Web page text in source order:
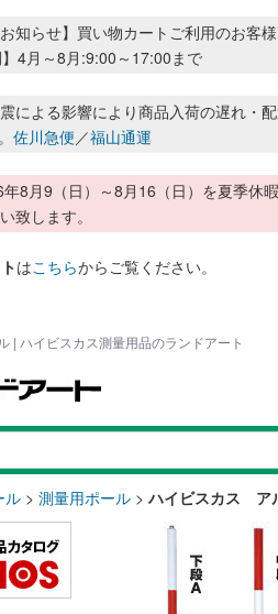
知らせ】買い物カートご利用のお客
4月～8月:9:00～17:00まで
による影響により商品入荷の遅れ・
佐川急便／福山通運
8月9（日）～8月16（日）を夏季休
致します。
はこちらからご覧ください。
ハイビスカス測量用品のランドアート
ル > 測量用ポール >ハイビスカス ア